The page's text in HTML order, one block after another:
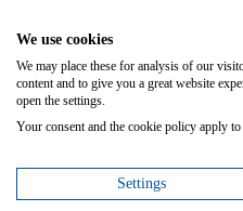
We use cookies
We may place these for analysis of our
content and to give you a great website
open the settings.
Your consent and the cookie policy apply
Settings